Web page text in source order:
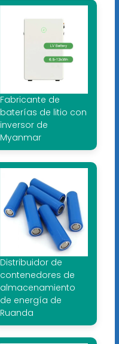
Fabricante de
baterías de litio con
inversor de
Myanmar
Distribuidor de
contenedores de
almacenamiento
de energía de
Ruanda